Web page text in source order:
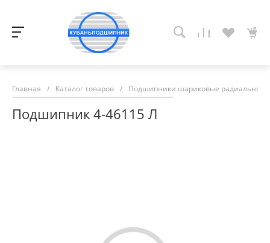
Главная / Каталог товаров / Подшипники шариковые радиально-
Подшипник 4-46115 Л